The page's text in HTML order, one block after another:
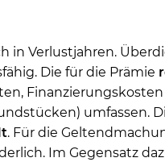
in Verlustjahren.
Die für die Prämie
umfassen.
. Für die
Im Gegensatz